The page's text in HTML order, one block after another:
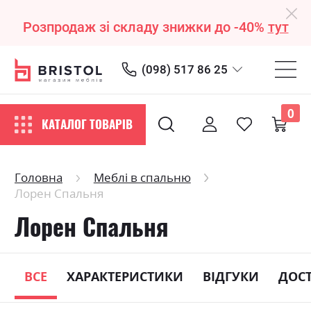
Розпродаж зі складу знижки до -40% тут
(098) 517 86 25
КАТАЛОГ ТОВАРІВ
0
Головна
Меблі в спальню
Лорен Спальня
Лорен Спальня
ВСЕ ХАРАКТЕРИСТИКИ ВІДГУКИ